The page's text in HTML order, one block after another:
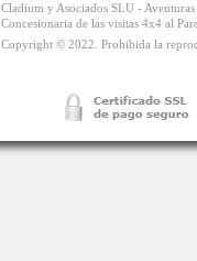
Cladium y Asociados SLU -
Concesionaria de las visitas 4x4 al
Copyright © 2022. Prohibida la